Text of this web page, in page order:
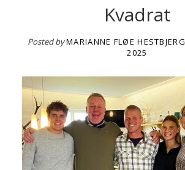
Kvadrat
Posted byMARIANNE FLØE HESTBJERG
2025